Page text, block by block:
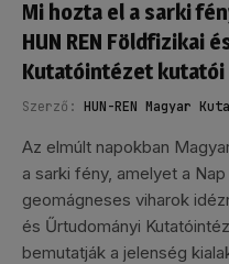
Mi hozta el a sarki
HUN REN Földfizikai
Kutatóintézet kutatói
Szerző: HUN-REN Magyar
Az elmúlt napokban
a sarki fény, amelyet a
geomágneses viharok
és Űrtudományi
bemutatják a jelenség